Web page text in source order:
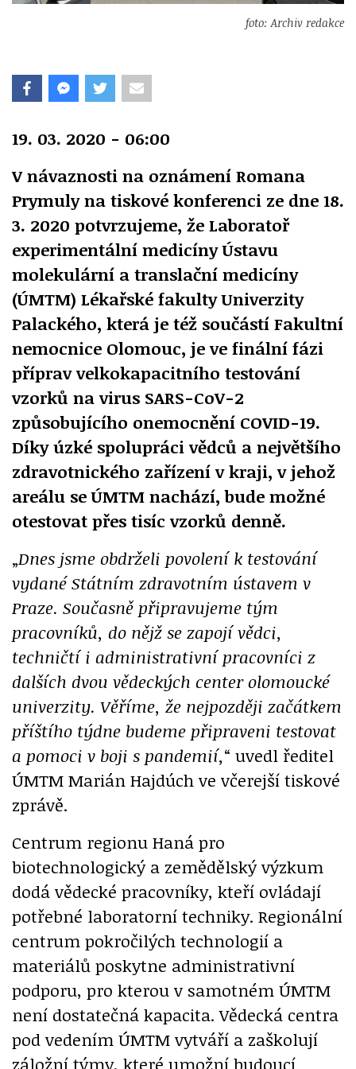
foto: Archiv redakce
19. 03. 2020 - 06:00
V návaznosti na oznámení Romana
Prymuly na tiskové konferenci ze dne 18.
3. 2020 potvrzujeme, že Laboratoř
experimentální medicíny Ústavu
molekulární a translační medicíny
(ÚMTM) Lékařské fakulty Univerzity
Palackého, která je též součástí Fakultní
nemocnice Olomouc, je ve finální fázi
příprav velkokapacitního testování
vzorků na virus SARS-CoV-2
způsobujícího onemocnění COVID-19.
Díky úzké spolupráci vědců a největšího
zdravotnického zařízení v kraji, v jehož
areálu se ÚMTM nachází, bude možné
otestovat přes tisíc vzorků denně.
„Dnes jsme obdrželi povolení k testování
vydané Státním zdravotním ústavem v
Praze. Současně připravujeme tým
pracovníků, do nějž se zapojí vědci,
techničtí i administrativní pracovníci z
dalších dvou vědeckých center olomoucké
univerzity. Věříme, že nejpozději začátkem
příštího týdne budeme připraveni testovat
a pomoci v boji s pandemií,“ uvedl ředitel
ÚMTM Marián Hajdúch ve včerejší tiskové
zprávě.
Centrum regionu Haná pro
biotechnologický a zemědělský výzkum
dodá vědecké pracovníky, kteří ovládají
potřebné laboratorní techniky. Regionální
centrum pokročilých technologií a
materiálů poskytne administrativní
podporu, pro kterou v samotném ÚMTM
není dostatečná kapacita. Vědecká centra
pod vedením ÚMTM vytváří a zaškolují
záložní týmy, které umožní budoucí